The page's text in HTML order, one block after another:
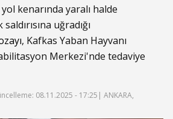
yol kenarında yaralı halde
uğradığı
, Kafkas Yaban Hayvanı
Merkezi'nde tedaviye
08.11.2025 - 17:25 | ANKARA,